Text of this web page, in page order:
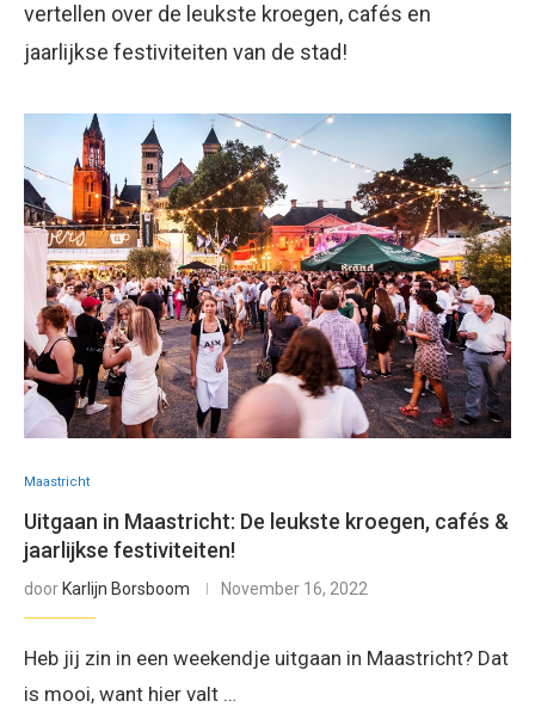
vertellen over de leukste kroegen, cafés en
jaarlijkse festiviteiten van de stad!
Maastricht
Uitgaan in Maastricht: De leukste kroegen, cafés &
jaarlijkse festiviteiten!
door Karlijn Borsboom November 16, 2022
Heb jij zin in een weekendje uitgaan in Maastricht? Dat
is mooi, want hier valt …